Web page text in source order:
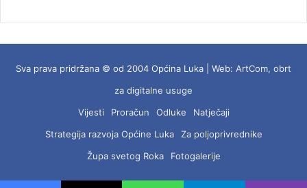
Sva prava pridržana © od 2004 Općina Luka | Web: ArtCom, obrt
za digitalne usuge
Vijesti
Proračun Odluke
Natječaji
Strategija razvoja Općine Luka
Za poljoprivrednike
Župa svetog Roka
Fotogalerije